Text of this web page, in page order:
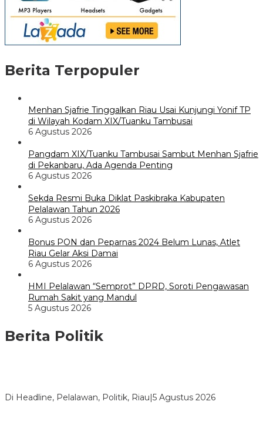
Berita Terpopuler
Menhan Sjafrie Tinggalkan Riau Usai Kunjungi Yonif TP
di Wilayah Kodam XIX/Tuanku Tambusai
6 Agustus 2026
Pangdam XIX/Tuanku Tambusai Sambut Menhan Sjafrie
di Pekanbaru, Ada Agenda Penting
6 Agustus 2026
Sekda Resmi Buka Diklat Paskibraka Kabupaten
Pelalawan Tahun 2026
6 Agustus 2026
Bonus PON dan Peparnas 2024 Belum Lunas, Atlet
Riau Gelar Aksi Damai
6 Agustus 2026
HMI Pelalawan “Semprot” DPRD, Soroti Pengawasan
Rumah Sakit yang Mandul
5 Agustus 2026
Berita Politik
Di Headline, Pelalawan, Politik, Riau|5 Agustus 2026